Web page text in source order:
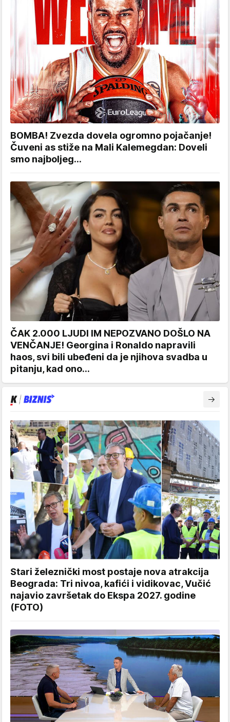
BOMBA! Zvezda dovela ogromno pojačanje!
Čuveni as stiže na Mali Kalemegdan: Doveli
smo najboljeg...
ČAK 2.000 LJUDI IM NEPOZVANO DOŠLO NA
VENČANJE! Georgina i Ronaldo napravili
haos, svi bili ubeđeni da je njihova svadba u
pitanju, kad ono...
Stari železnički most postaje nova atrakcija
Beograda: Tri nivoa, kafići i vidikovac, Vučić
najavio završetak do Ekspa 2027. godine
(FOTO)